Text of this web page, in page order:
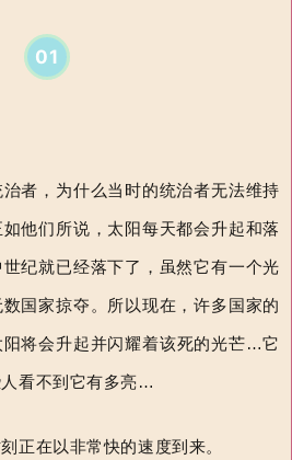
01
者，为什么当时的统治者无法维持
他们所说，太阳每天都会升起和落
纪就已经落下了，虽然它有一个光
国家掠夺。所以现在，许多国家的
将会升起并闪耀着该死的光芒…它
看不到它有多亮…
正在以非常快的速度到来。